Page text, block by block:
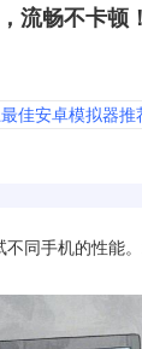
流畅不卡顿！
佳安卓模拟器推
同手机的性能